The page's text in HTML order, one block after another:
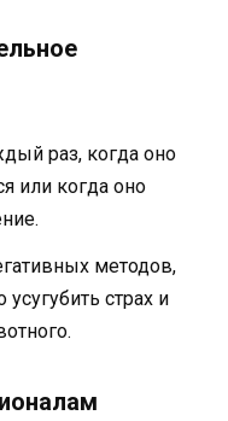
раз, когда оно
или когда оно
методов,
страх и